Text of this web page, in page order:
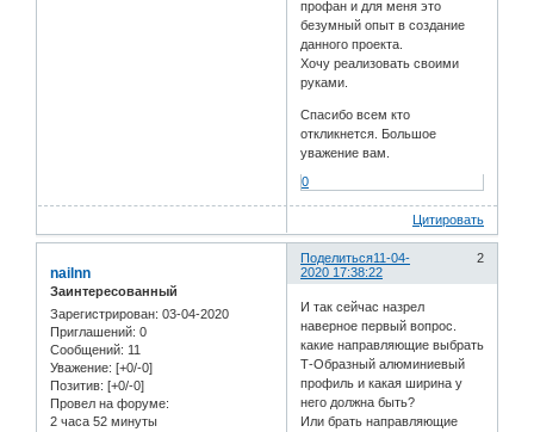
профан и для меня это
безумный опыт в создание
данного проекта.
Хочу реализовать своими
руками.
Спасибо всем кто
откликнется. Большое
уважение вам.
0
Цитировать
Поделиться 2
11-04-
2020 17:38:22
nailnn
Заинтересованный
Зарегистрирован: 03-04-2020
Приглашений: 0
Сообщений: 11
Уважение: [+0/-0]
Позитив: [+0/-0]
Провел на форуме:
2 часа 52 минуты
И так сейчас назрел
наверное первый вопрос.
какие направляющие выбрать
Т-Образный алюминиевый
профиль и какая ширина у
него должна быть?
Или брать направляющие